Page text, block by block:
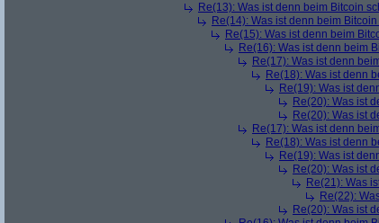
Re(13): Was ist denn beim Bitcoin
Re(14): Was ist denn beim
Re(15): Was ist denn beim
Re(16): Was ist denn beim
Re(17): Was ist denn
Re(18): Was ist denn
Re(19): Was ist
Re(20): Was ist
Re(20): Was ist
Re(17): Was ist denn
Re(18): Was ist denn
Re(19): Was ist
Re(20): Was ist
Re(21): Was
Re(22):
Re(20): Was ist